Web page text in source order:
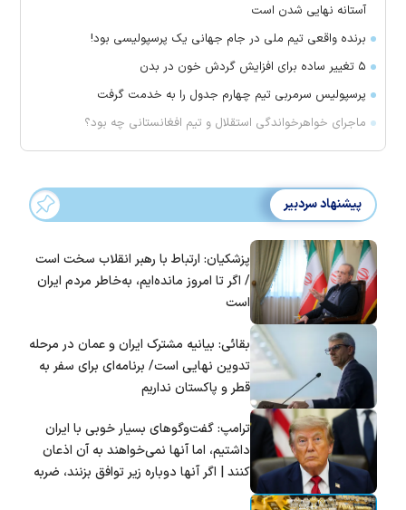
آستانه نهایی شدن است
برنده واقعی تیم ملی در جام جهانی یک پرسپولیسی بود!
۵ تغییر ساده برای افزایش گردش خون در بدن
پرسپولیس سرمربی تیم چهارم جدول را به خدمت گرفت
ماجرای خواهرخواندگی استقلال و تیم افغانستانی چه بود؟
پیشنهاد سردبیر
پزشکیان: ارتباط با رهبر انقلاب سخت است
/ اگر تا امروز مانده‌ایم، به‌خاطر مردم ایران
است
بقائی: بیانیه مشترک ایران و عمان در مرحله
تدوین نهایی است/ برنامه‌ای برای سفر به
قطر و پاکستان نداریم
ترامپ: گفت‌و‌گو‌های بسیار خوبی با ایران
داشتیم، اما آنها نمی‌خواهند به آن اذعان
کنند | اگر آنها دوباره زیر توافق بزنند، ضربه